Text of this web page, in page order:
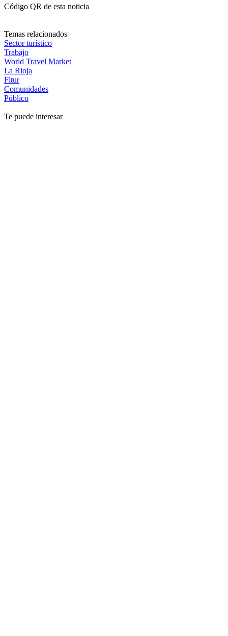
Código QR de esta noticia
Temas relacionados
Sector turístico
Trabajo
World Travel Market
La Rioja
Fitur
Comunidades
Público
Te puede interesar